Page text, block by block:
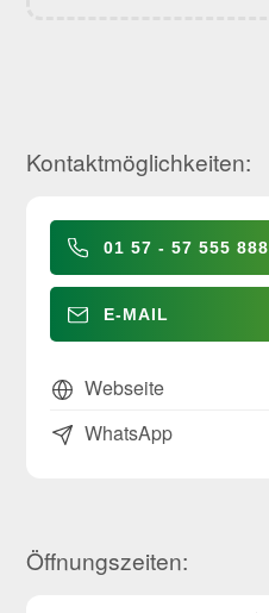
Kontaktmöglichkeiten:
01 57 - 57 555 888
E-MAIL
Webseite
WhatsApp
Öffnungszeiten: